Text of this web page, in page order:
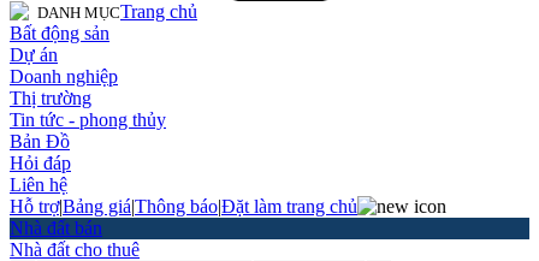
DANH MỤCTrang chủ
Bất động sản
Dự án
Doanh nghiệp
Thị trường
Tin tức - phong thủy
Bản Đồ
Hỏi đáp
Liên hệ
Hỗ trợ|Bảng giá|Thông báo|Đặt làm trang chủ
Nhà đất bán
Nhà đất cho thuê